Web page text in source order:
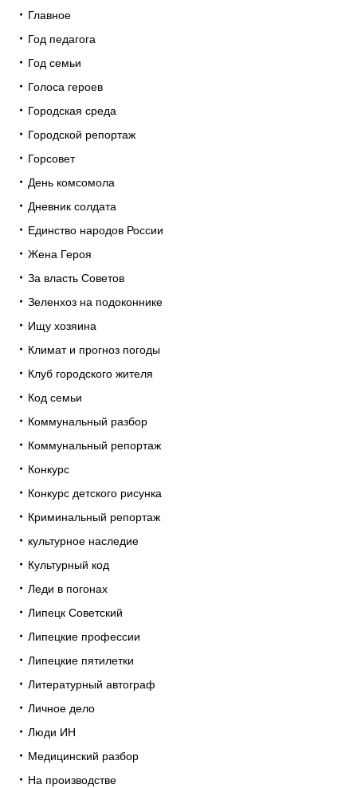
Главное
Год педагога
Год семьи
Голоса героев
Городская среда
Городской репортаж
Горсовет
День комсомола
Дневник солдата
Единство народов России
Жена Героя
За власть Советов
Зеленхоз на подоконнике
Ищу хозяина
Климат и прогноз погоды
Клуб городского жителя
Код семьи
Коммунальный разбор
Коммунальный репортаж
Конкурс
Конкурс детского рисунка
Криминальный репортаж
культурное наследие
Культурный код
Леди в погонах
Липецк Советский
Липецкие профессии
Липецкие пятилетки
Литературный автограф
Личное дело
Люди ИН
Медицинский разбор
На производстве